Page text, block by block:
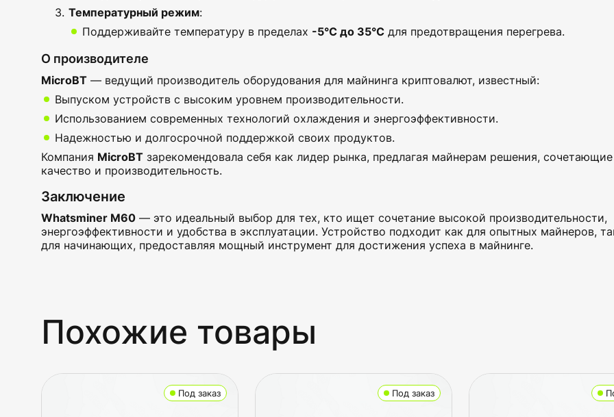
Температурный режим:
Поддерживайте температуру в пределах -5°C до 35°C для предотвращения перегрева.
О производителе
MicroBT — ведущий производитель оборудования для майнинга криптовалют, известный:
Выпуском устройств с высоким уровнем производительности.
Использованием современных технологий охлаждения и энергоэффективности.
Надежностью и долгосрочной поддержкой своих продуктов.
Компания MicroBT зарекомендовала себя как лидер рынка, предлагая майнерам решения, сочетающие
качество и производительность.
Заключение
Whatsminer M60 — это идеальный выбор для тех, кто ищет сочетание высокой производительности,
энергоэффективности и удобства в эксплуатации. Устройство подходит как для опытных майнеров,
для начинающих, предоставляя мощный инструмент для достижения успеха в майнинге.
Похожие товары
Под заказ Под заказ